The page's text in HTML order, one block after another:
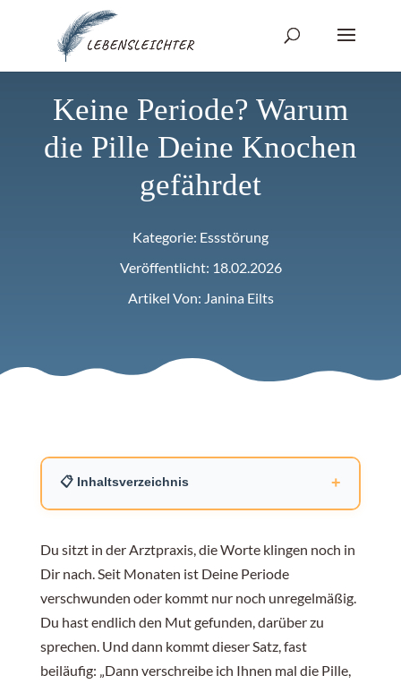
Keine Periode? Warum
die Pille Deine Knochen
gefährdet
Kategorie: Essstörung
Veröffentlicht: 18.02.2026
Artikel Von: Janina Eilts
📋 Inhaltsverzeichnis +
Warum die Pille Deinen Knochen schadet
Die künstliche Blutung als Täuschung
Du sitzt in der Arztpraxis, die Worte klingen noch in
Dir nach. Seit Monaten ist Deine Periode
verschwunden oder kommt nur noch unregelmäßig.
Du hast endlich den Mut gefunden, darüber zu
sprechen. Und dann kommt dieser Satz, fast
beiläufig: „Dann verschreibe ich Ihnen mal die Pille,